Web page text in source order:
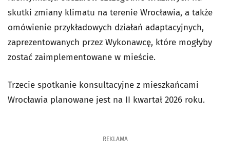
skutki zmiany klimatu na terenie Wrocławia, a także
omówienie przykładowych działań adaptacyjnych,
zaprezentowanych przez Wykonawcę, które mogłyby
zostać zaimplementowane w mieście.
Trzecie spotkanie konsultacyjne z mieszkańcami
Wrocławia planowane jest na II kwartał 2026 roku.
REKLAMA